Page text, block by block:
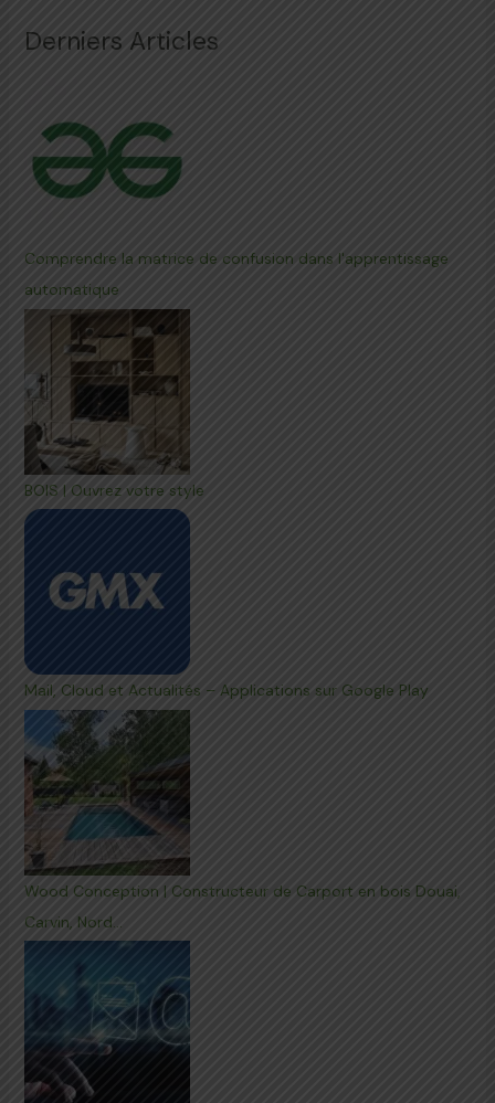
Derniers Articles
Comprendre la matrice de confusion dans l'apprentissage
automatique
BOIS | Ouvrez votre style
Mail, Cloud et Actualités – Applications sur Google Play
Wood Conception | Constructeur de Carport en bois Douai,
Carvin, Nord…